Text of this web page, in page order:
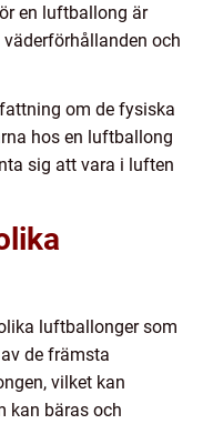
en luftballong är
och
om de fysiska
hos en luftballong
sig att vara i luften
luftballonger som
de främsta
vilket kan
kan bäras och